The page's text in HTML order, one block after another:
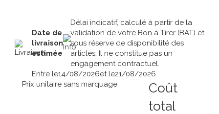
Date de
livraison
estimée
Délai indicatif, calculé à partir de la
validation de votre Bon à Tirer (BAT) et
sous réserve de disponibilité des
articles. Il ne constitue pas un
engagement contractuel.
Entre le14/08/2026et le21/08/2026
Prix unitaire sans marquage
Coût
total